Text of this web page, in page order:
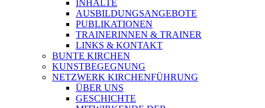
INHALTE
AUSBILDUNGSANGEBOTE
PUBLIKATIONEN
TRAINERINNEN & TRAINER
LINKS & KONTAKT
BUNTE KIRCHEN
KUNSTBEGEGNUNG
NETZWERK KIRCHENFÜHRUNG
ÜBER UNS
GESCHICHTE